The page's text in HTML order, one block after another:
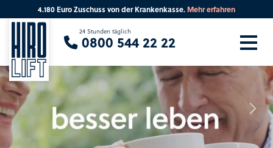
der Krankenkasse.Mehr erfahren Eine Runde
24 Stunden täglich
0800 544 22 22
Sie suchen eine Beratung vor Ort?
Ihre PLZ Beratung